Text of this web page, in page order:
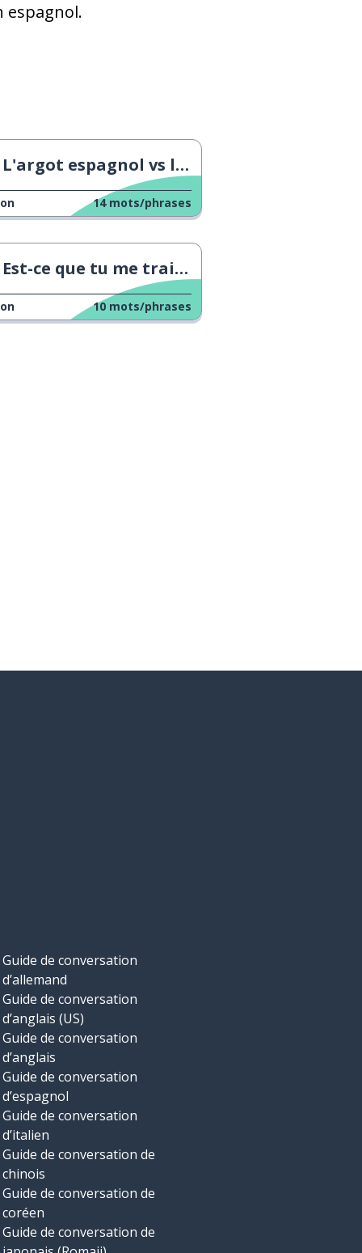
espagnol.
L'argot espagnol vs l'argot mexicain
14 mots/phrases
Est-ce que tu me traites de petit ?
10 mots/phrases
Guide de conversation
d’allemand
Guide de conversation
d’anglais (US)
Guide de conversation
d’anglais
Guide de conversation
d’espagnol
Guide de conversation
d’italien
Guide de conversation de
chinois
Guide de conversation de
coréen
Guide de conversation de